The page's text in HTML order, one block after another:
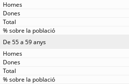
De 55 a 59 anys